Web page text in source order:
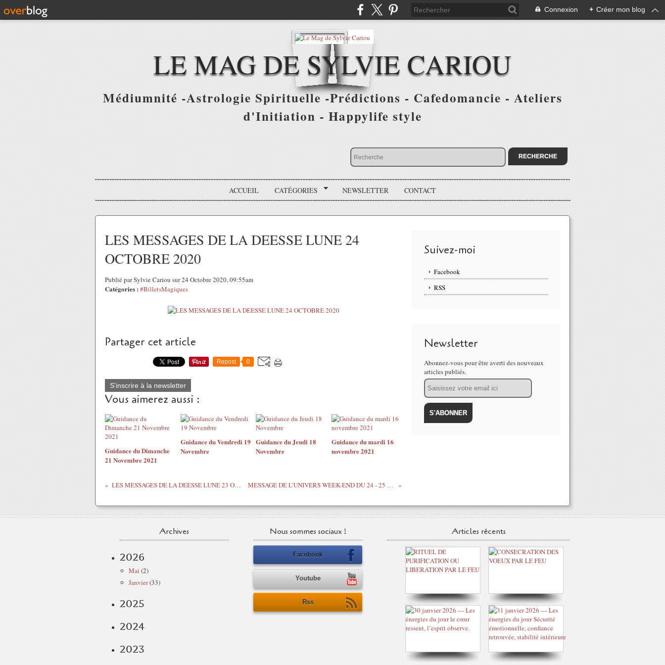
Connexion + Créer mon blog
LE MAG DE SYLVIE CARIOU
Médiumnité -Astrologie Spirituelle -Prédictions - Cafedomancie - Ateliers
d'Initiation - Happylife style
ACCUEIL CATÉGORIES NEWSLETTER CONTACT
LES MESSAGES DE LA DEESSE LUNE 24
OCTOBRE 2020
Publié par Sylvie Cariou sur 24 Octobre 2020, 09:55am
Catégories : #BilletsMagiques
Partager cet article
Repost 0
S'inscrire à la newsletter
Vous aimerez aussi :
Guidance du Dimanche
21 Novembre 2021
Guidance du Vendredi 19
Novembre
Guidance du Jeudi 18
Novembre
Guidance du mardi 16
novembre 2021
LES MESSAGES DE LA DEESSE LUNE 23 OCTOBRE 2020 MESSAGE DE L’UNIVERS WEEK-END DU 24 - 25 OCTOBRE 2020
Suivez-moi
Facebook
RSS
Newsletter
Abonnez-vous pour être averti des nouveaux
articles publiés.
Email
Archives
2026
Mai (2)
Janvier(33)
2025
2024
2023
Nous sommes sociaux !
Facebook
Youtube
Rss
Articles récents